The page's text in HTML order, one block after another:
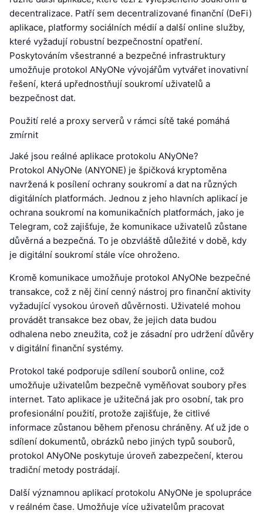
decentralizace. Patří sem decentralizované finanční (DeFi)
aplikace, platformy sociálních médií a další online služby,
které vyžadují robustní bezpečnostní opatření.
Poskytováním všestranné a bezpečné infrastruktury
umožňuje protokol ANyONe vývojářům vytvářet inovativní
řešení, která upřednostňují soukromí uživatelů a
bezpečnost dat.
Použití relé a proxy serverů v rámci sítě také pomáhá
zmírnit
Jaké jsou reálné aplikace protokolu ANyONe?
Protokol ANyONe (ANYONE) je špičková kryptoměna
navržená k posílení ochrany soukromí a dat na různých
digitálních platformách. Jednou z jeho hlavních aplikací je
ochrana soukromí na komunikačních platformách, jako je
Telegram, což zajišťuje, že komunikace uživatelů zůstane
důvěrná a bezpečná. To je obzvláště důležité v době, kdy
je digitální soukromí stále více ohroženo.
Kromě komunikace umožňuje protokol ANyONe bezpečné
transakce, což z něj činí cenný nástroj pro finanční aktivity
vyžadující vysokou úroveň důvěrnosti. Uživatelé mohou
provádět transakce bez obav, že jejich data budou
odhalena nebo zneužita, což je zásadní pro udržení důvěry
v digitální finanční systémy.
Protokol také podporuje sdílení souborů online, což
umožňuje uživatelům bezpečně vyměňovat soubory přes
internet. Tato aplikace je užitečná jak pro osobní, tak pro
profesionální použití, protože zajišťuje, že citlivé
informace zůstanou během přenosu chráněny. Ať už jde o
sdílení dokumentů, obrázků nebo jiných typů souborů,
protokol ANyONe poskytuje úroveň zabezpečení, kterou
tradiční metody postrádají.
Další významnou aplikací protokolu ANyONe je spolupráce
v reálném čase. Umožňuje více uživatelům pracovat